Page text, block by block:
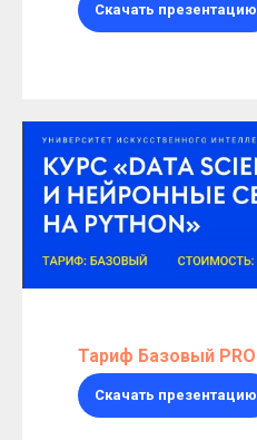
Скачать презентацию
Тариф Базовый PRO
Скачать презентацию